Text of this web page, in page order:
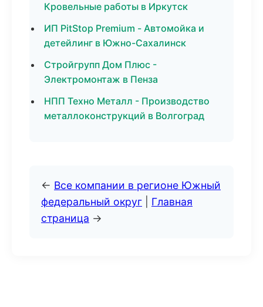
Кровельные работы в Иркутск
ИП PitStop Premium - Автомойка и
детейлинг в Южно-Сахалинск
Стройгрупп Дом Плюс -
Электромонтаж в Пенза
НПП Техно Металл - Производство
металлоконструкций в Волгоград
← Все компании в регионе Южный
федеральный округ
Главная
страница →